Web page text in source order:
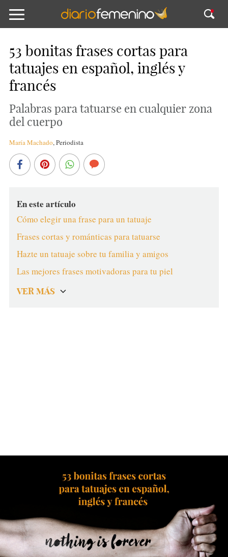
53 bonitas frases cortas para
tatuajes en español, inglés y
francés
Palabras para tatuarse en cualquier zona
del cuerpo
María Machado,Periodista
En este artículo
Cómo elegir una frase para un tatuaje
Frases cortas y románticas para tatuarse
Hazte un tatuaje sobre tu familia y amigos
Las mejores frases motivadoras para tu piel